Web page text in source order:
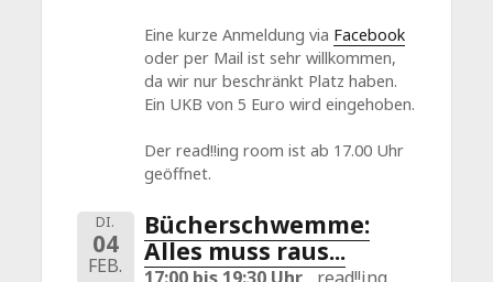
Eine kurze Anmeldung via Facebook
oder per Mail ist sehr willkommen,
da wir nur beschränkt Platz haben.
Ein UKB von 5 Euro wird eingehoben.
Der read!!ing room ist ab 17.00 Uhr
geöffnet.
DI.
04
FEB.
Bücherschwemme:
Alles muss raus...